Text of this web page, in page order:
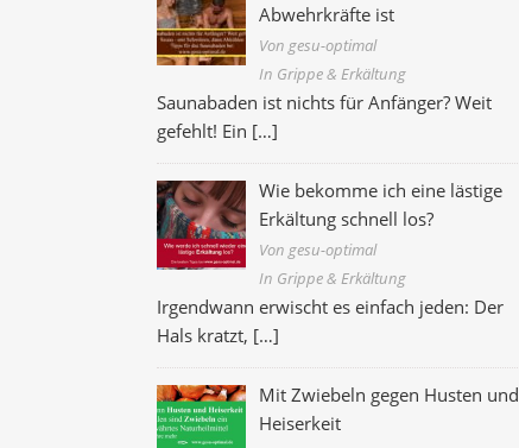
Abwehrkräfte ist
Von gesu-optimal
In Grippe & Erkältung
Saunabaden ist nichts für Anfänger? Weit
gefehlt! Ein […]
Wie bekomme ich eine lästige
Erkältung schnell los?
Von gesu-optimal
In Grippe & Erkältung
Irgendwann erwischt es einfach jeden: Der
Hals kratzt, […]
Mit Zwiebeln gegen Husten und
Heiserkeit